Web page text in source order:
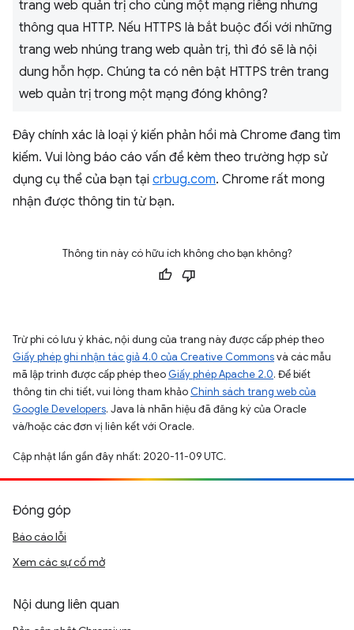
trang web quản trị cho cùng một mạng riêng nhưng
thông qua HTTP. Nếu HTTPS là bắt buộc đối với những
trang web nhúng trang web quản trị, thì đó sẽ là nội
dung hỗn hợp. Chúng ta có nên bật HTTPS trên trang
web quản trị trong một mạng đóng không?
Đây chính xác là loại ý kiến phản hồi mà Chrome đang tìm
kiếm. Vui lòng báo cáo vấn đề kèm theo trường hợp sử
dụng cụ thể của bạn tại crbug.com. Chrome rất mong
nhận được thông tin từ bạn.
Thông tin này có hữu ích không cho bạn không?
Trừ phi có lưu ý khác, nội dung của trang này được cấp phép theo
Giấy phép ghi nhận tác giả 4.0 của Creative Commonsvà các mẫu
mã lập trình được cấp phép theo Giấy phép Apache 2.0. Để biết
thông tin chi tiết, vui lòng tham khảo Chính sách trang web của
Google Developers. Java là nhãn hiệu đã đăng ký của Oracle
và/hoặc các đơn vị liên kết với Oracle.
Cập nhật lần gần đây nhất: 2020-11-09 UTC.
Đóng góp
Báo cáo lỗi
Xem các sự cố mở
Nội dung liên quan